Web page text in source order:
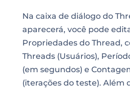
Na caixa de diálogo do
aparecerá, você pode
Propriedades do Thread,
Threads (Usuários),
(em segundos) e
(iterações do teste). Além